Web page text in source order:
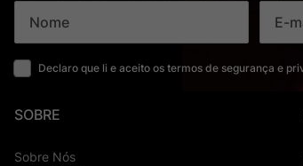
Declaro que li e aceito os termos de segurança e
SOBRE
Sobre Nós